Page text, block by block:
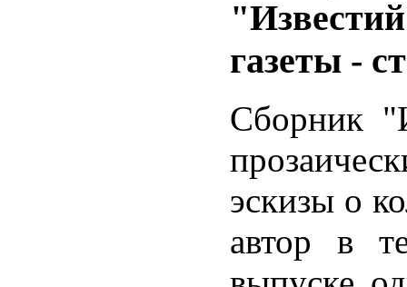
газеты -
Сборник
эскизы о
автор в